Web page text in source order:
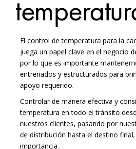
El control de temperatura para la
juega un papel clave en el negocio
por lo que es importante
entrenados y estructurados para
apoyo requerido.
Controlar de manera efectiva y
temperatura en todo el tránsito
nuestros clientes, pasando por
de distribución hasta el destino
importancia.